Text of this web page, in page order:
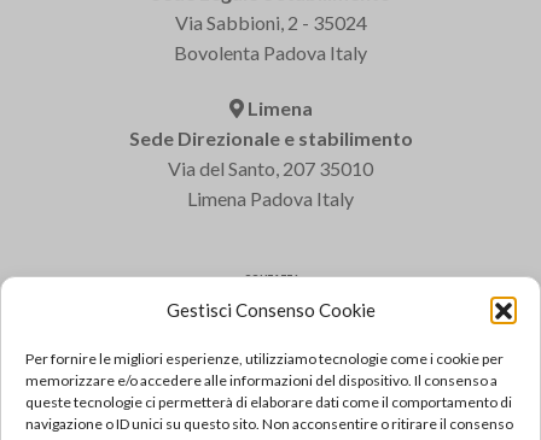
Gestisci Consenso Cookie
Per fornire le migliori esperienze, utilizziamo tecnologie come i cookie per
memorizzare e/o accedere alle informazioni del dispositivo. Il consenso a
queste tecnologie ci permetterà di elaborare dati come il comportamento di
navigazione o ID unici su questo sito. Non acconsentire o ritirare il consenso
Via Sabbioni, 2 - 35024
Bovolenta Padova Italy
Limena
Sede Direzionale e stabilimento
Via del Santo, 207 35010
Limena Padova Italy
CONTATTI
Varem S.p.a.
Tel: +39 049 8840322
Fax: +39 049 8841399
Email: varem@varem.com